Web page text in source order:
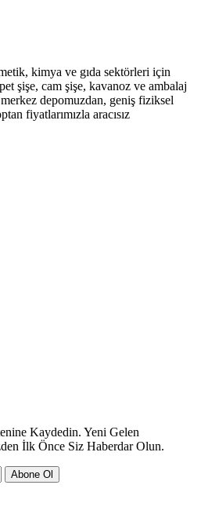
kimya ve gıda sektörleri için
şişe, cam şişe, kavanoz ve ambalaj
depomuzdan, geniş fiziksel
fiyatlarımızla aracısız
Kaydedin. Yeni Gelen
İlk Önce Siz Haberdar Olun.
Abone Ol